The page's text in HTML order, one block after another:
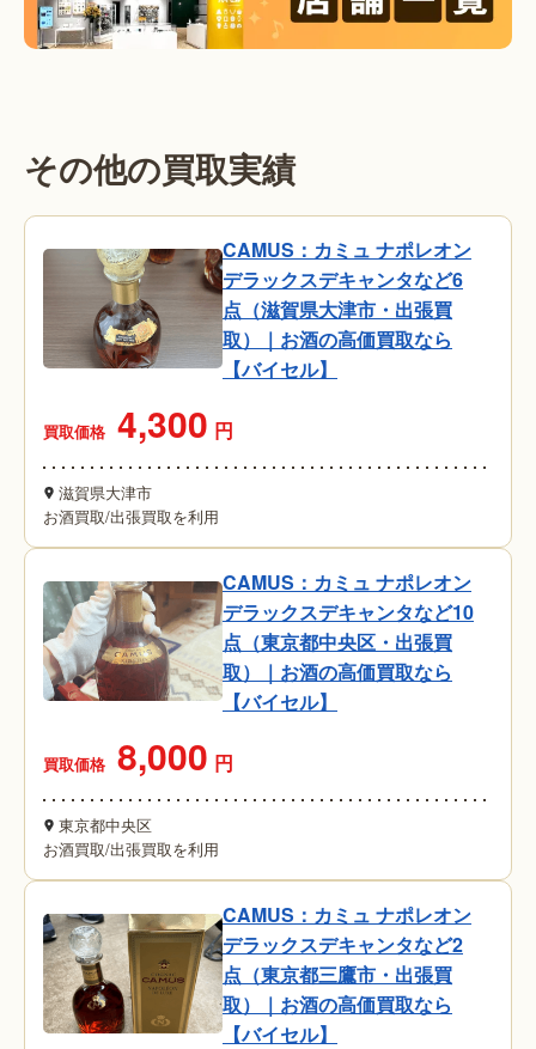
その他の買取実績
CAMUS：カミュ ナポレオン
デラックスデキャンタなど6
点（滋賀県大津市・出張買
取）｜お酒の高価買取なら
【バイセル】
買取価格 4,300 円
滋賀県大津市
お酒買取/出張買取を利用
CAMUS：カミュ ナポレオン
デラックスデキャンタなど10
点（東京都中央区・出張買
取）｜お酒の高価買取なら
【バイセル】
買取価格 8,000 円
東京都中央区
お酒買取/出張買取を利用
CAMUS：カミュ ナポレオン
デラックスデキャンタなど2
点（東京都三鷹市・出張買
取）｜お酒の高価買取なら
【バイセル】